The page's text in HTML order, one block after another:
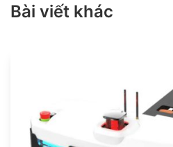
Bài viết khác